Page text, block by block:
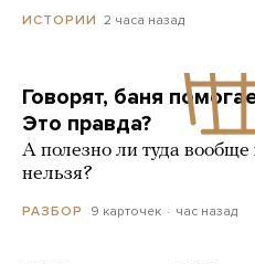
ИСТОРИИ 2 часа назад
Говорят, баня
Это правда?
А полезно ли туда
нельзя?
РАЗБОР 9 карточек час назад